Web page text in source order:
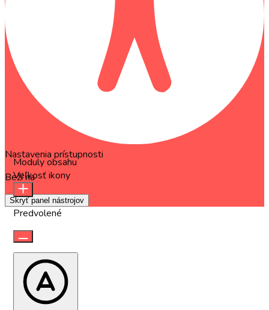
Nastavenia prístupnosti
Beží naOneTap
Skryť panel nástrojov
Moduly obsahu
Veľkosť ikony
Predvolené